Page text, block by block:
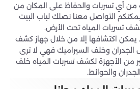
من أي تسربات والحفاظ على المكان من
التواصل معنا نصلك لباب البيت
تسربات المياه تحت الأرض.
يمكن اكتشافها إلا من خلال جهاز كشف
الجدران وخلف السيراميك فهي لا ترى
من الأجهزة لكشف تسربات المياه خلف
الجدران والحوائط.